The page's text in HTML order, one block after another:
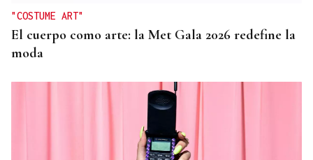
"COSTUME ART"
El cuerpo como arte: la Met Gala 2026 redefine la
moda